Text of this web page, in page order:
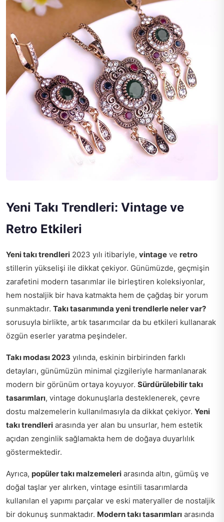
Yeni Takı Trendleri: Vintage ve
Retro Etkileri
Yeni takı trendleri 2023 yılı itibariyle, vintage ve retro
stillerin yükselişi ile dikkat çekiyor. Günümüzde, geçmişin
zarafetini modern tasarımlar ile birleştiren koleksiyonlar,
hem nostaljik bir hava katmakta hem de çağdaş bir yorum
sunmaktadır. Takı tasarımında yeni trendlerle neler var?
sorusuyla birlikte, artık tasarımcılar da bu etkileri kullanarak
özgün eserler yaratma peşindeler.
Takı modası 2023 yılında, eskinin birbirinden farklı
detayları, günümüzün minimal çizgileriyle harmanlanarak
modern bir görünüm ortaya koyuyor. Sürdürülebilir takı
tasarımları, vintage dokunuşlarla desteklenerek, çevre
dostu malzemelerin kullanılmasıyla da dikkat çekiyor. Yeni
takı trendleri arasında yer alan bu unsurlar, hem estetik
açıdan zenginlik sağlamakta hem de doğaya duyarlılık
göstermektedir.
Ayrıca, popüler takı malzemeleri arasında altın, gümüş ve
doğal taşlar yer alırken, vintage esintili tasarımlarda
kullanılan el yapımı parçalar ve eski materyaller de nostaljik
bir dokunuş sunmaktadır. Modern takı tasarımları arasında